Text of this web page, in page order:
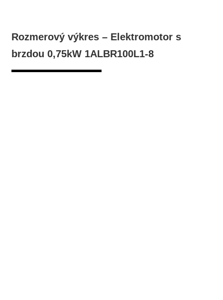
Rozmerový výkres – Elektromotor s
brzdou 0,75kW 1ALBR100L1-8